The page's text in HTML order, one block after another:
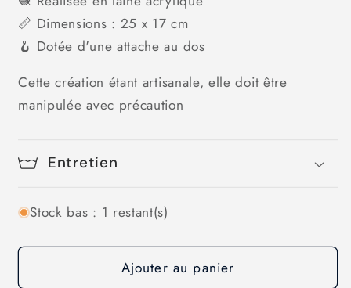
📏 Dimensions : 25 x 17 cm
🪝 Dotée d'une attache au dos
Cette création étant artisanale, elle doit être
manipulée avec précaution
Entretien
Stock bas : 1 restant(s)
Ajouter au panier